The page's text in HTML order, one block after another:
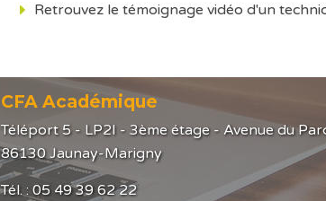
Retrouvez le témoignage vidéo d'un
CFA Académique
Téléport 5 - LP2I - 3ème étage - Avenue du
86130 Jaunay-Marigny
Tél. : 05 49 39 62 22